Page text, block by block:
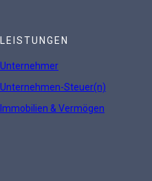
LEISTUNGEN
Unternehmer
Unternehmen-Steuer(n)
Immobilien & Vermögen